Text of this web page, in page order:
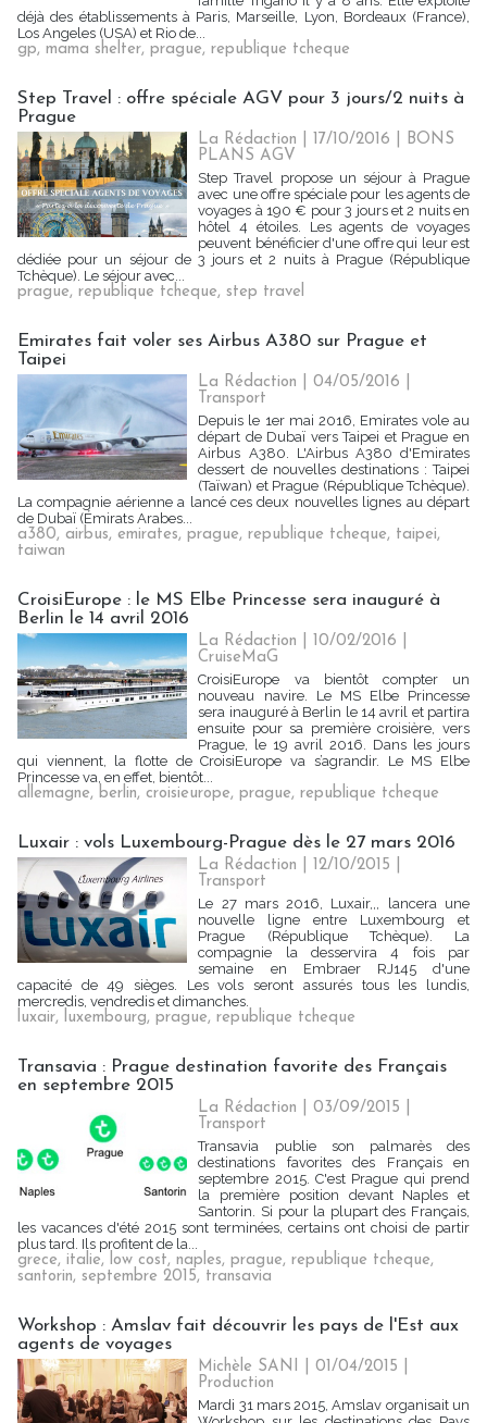
déjà des établissements à Paris, Marseille, Lyon, Bordeaux (France),
Los Angeles (USA) et Rio de...
gp, mama shelter, prague, republique tcheque
Step Travel : offre spéciale AGV pour 3 jours/2 nuits à
Prague
La Rédaction | 17/10/2016
BONS
PLANS AGV
Step Travel propose un séjour à Prague
avec une offre spéciale pour les agents de
voyages à 190 € pour 3 jours et 2 nuits en
hôtel 4 étoiles. Les agents de voyages
peuvent bénéficier d'une offre qui leur est
dédiée pour un séjour de 3 jours et 2 nuits à Prague (République
Tchèque). Le séjour avec...
prague, republique tcheque, step travel
Emirates fait voler ses Airbus A380 sur Prague et
Taipei
La Rédaction | 04/05/2016
Transport
Depuis le 1er mai 2016, Emirates vole au
départ de Dubaï vers Taipei et Prague en
Airbus A380. L'Airbus A380 d'Emirates
dessert de nouvelles destinations : Taipei
(Taïwan) et Prague (République Tchèque).
La compagnie aérienne a lancé ces deux nouvelles lignes au départ
de Dubaï (Émirats Arabes...
a380, airbus, emirates, prague, republique tcheque, taipei,
taiwan
CroisiEurope : le MS Elbe Princesse sera inauguré à
Berlin le 14 avril 2016
La Rédaction | 10/02/2016
CruiseMaG
CroisiEurope va bientôt compter un
nouveau navire. Le MS Elbe Princesse
sera inauguré à Berlin le 14 avril et partira
ensuite pour sa première croisière, vers
Prague, le 19 avril 2016. Dans les jours
qui viennent, la flotte de CroisiEurope va s’agrandir. Le MS Elbe
Princesse va, en effet, bientôt...
allemagne, berlin, croisieurope, prague, republique tcheque
Luxair : vols Luxembourg-Prague dès le 27 mars 2016
La Rédaction | 12/10/2015
Transport
Le 27 mars 2016, Luxair,,, lancera une
nouvelle ligne entre Luxembourg et
Prague (République Tchèque). La
compagnie la desservira 4 fois par
semaine en Embraer RJ145 d'une
capacité de 49 sièges. Les vols seront assurés tous les lundis,
mercredis, vendredis et dimanches.
luxair, luxembourg, prague, republique tcheque
Transavia : Prague destination favorite des Français
en septembre 2015
La Rédaction | 03/09/2015
Transport
Transavia publie son palmarès des
destinations favorites des Français en
septembre 2015. C'est Prague qui prend
la première position devant Naples et
Santorin. Si pour la plupart des Français,
les vacances d'été 2015 sont terminées, certains ont choisi de partir
plus tard. Ils profitent de la...
grece, italie, low cost, naples, prague, republique tcheque,
santorin, septembre 2015, transavia
Workshop : Amslav fait découvrir les pays de l'Est aux
agents de voyages
Michèle SANI | 01/04/2015
Production
Mardi 31 mars 2015, Amslav organisait un